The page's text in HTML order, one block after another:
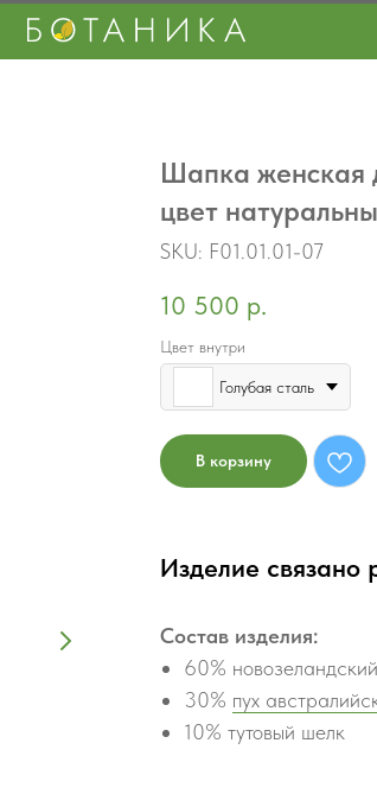
Шапка женская
цвет
SKU: F01.01.01-07
10 500 р.
Цвет внутри
Голубая сталь
В корзину
Изделие связано
Состав изделия:
60%
30% пух
10% тутовый шелк